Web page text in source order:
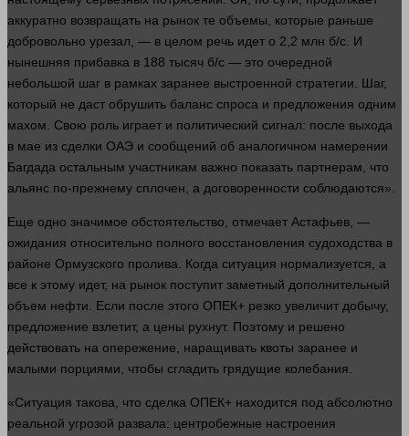
аккуратно возвращать на рынок те объемы, которые раньше
добровольно урезал, — в целом речь идет о 2,2 млн б/с. И
нынешняя прибавка в 188 тысяч б/с — это очередной
небольшой шаг в рамках заранее выстроенной стратегии. Шаг,
который не даст обрушить баланс спроса и предложения одним
махом. Свою роль играет и политический сигнал: после выхода
в мае из сделки ОАЭ и сообщений об аналогичном намерении
Багдада остальным участникам важно показать партнерам, что
альянс по-прежнему сплочен, а договоренности соблюдаются».
Еще одно значимое обстоятельство, отмечает Астафьев, —
ожидания относительно полного восстановления судоходства в
районе Ормузского пролива. Когда ситуация нормализуется, а
все к этому идет, на рынок поступит заметный дополнительный
объем нефти. Если после этого ОПЕК+ резко увеличит добычу,
предложение взлетит, а цены рухнут. Поэтому и решено
действовать на опережение, наращивать квоты заранее и
малыми порциями, чтобы сгладить грядущие колебания.
«Ситуация такова, что сделка ОПЕК+ находится под абсолютно
реальной угрозой развала: центробежные настроения